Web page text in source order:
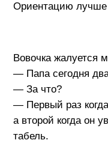
Ориентацию лучше
Вовочка жалуется
— Папа сегодня
— За что?
— Первый раз
а второй когда он
табель.